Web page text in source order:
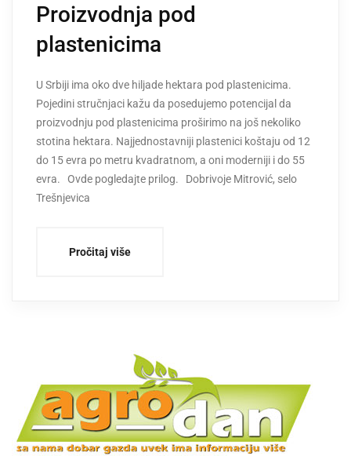
Proizvodnja pod
plastenicima
U Srbiji ima oko dve hiljade hektara pod plastenicima.
Pojedini stručnjaci kažu da posedujemo potencijal da
proizvodnju pod plastenicima proširimo na još nekoliko
stotina hektara. Najjednostavniji plastenici koštaju od 12
do 15 evra po metru kvadratnom, a oni moderniji i do 55
evra. Ovde pogledajte prilog. Dobrivoje Mitrović, selo
Trešnjevica
Pročitaj više